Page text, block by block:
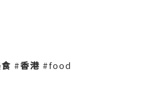
#香港 #food